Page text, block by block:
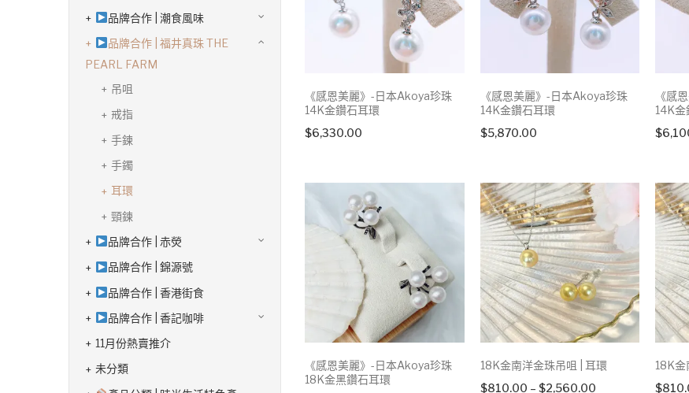
《感恩美麗》-日本Akoya珍珠
14K金鑽石耳環
$6,330.00
《感恩美麗》-日本Akoya珍珠
14K金鑽石耳環
$5,870.00
《感
14K金
$
《感恩美麗》-日本Akoya珍珠
18K金黑鑽石耳環
18K金南洋金珠吊咀 | 耳環
$810.00 – $2,560.00Price
18K
$
品牌合作 | 潮食風味
品牌合作 | 福井真珠 THE
PEARL FARM
吊咀
戒指
手鍊
手鐲
耳環
頸鍊
品牌合作 | 赤熒
品牌合作 | 錦源號
品牌合作 | 香港街食
品牌合作 | 香記咖啡
11月份熱賣推介
未分類